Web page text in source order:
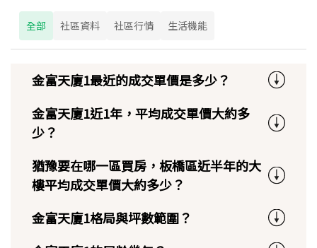
全部 社區資料 社區行情 生活機能
金富天廈1最近的成交單價是多少？
金富天廈1近1年，平均成交單價大約多
少？
猶豫要在哪一區買房，板橋區近半年的大
樓平均成交單價大約多少？
金富天廈1格局與坪數範圍？